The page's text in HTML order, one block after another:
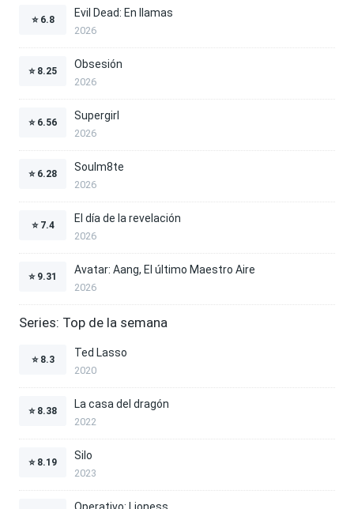
⭐ 6.8
Evil Dead: En llamas
2026
⭐ 8.25
Obsesión
2026
⭐ 6.56
Supergirl
2026
⭐ 6.28
Soulm8te
2026
⭐ 7.4
El día de la revelación
2026
⭐ 9.31
Avatar: Aang, El último Maestro Aire
2026
Series: Top de la semana
⭐ 8.3
Ted Lasso
2020
⭐ 8.38
La casa del dragón
2022
⭐ 8.19
Silo
2023
Operativo: Lioness